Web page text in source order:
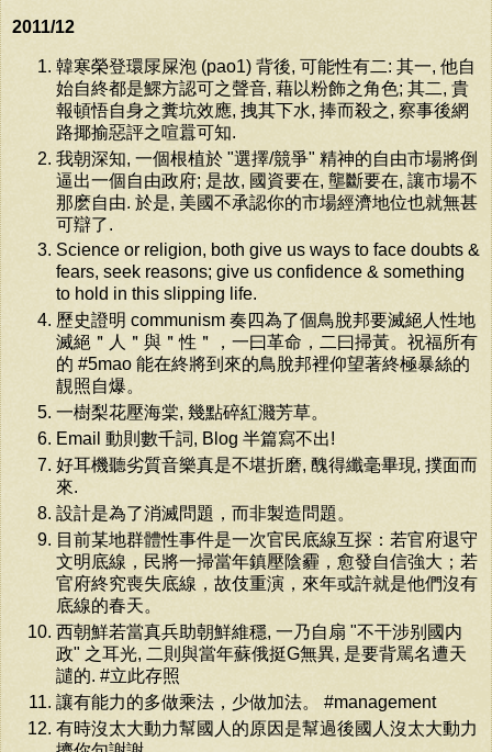
2011/12
韓寒榮登環㞗屎泡 (pao1) 背後, 可能性有二: 其一, 他自
始自終都是鰥方認可之聲音, 藉以粉飾之角色; 其二, 貴
報頓悟自身之糞坑效應, 拽其下水, 捧而殺之, 察事後網
路揶揄惡評之喧囂可知.
我朝深知, 一個根植於 "選擇/競爭" 精神的自由市場將倒
逼出一個自由政府; 是故, 國資要在, 壟斷要在, 讓市場不
那麽自由. 於是, 美國不承認你的市場經濟地位也就無甚
可辯了.
Science or religion, both give us ways to face doubts &
fears, seek reasons; give us confidence & something
to hold in this slipping life.
歷史證明 communism 奏四為了個鳥脫邦要滅絕人性地
滅絕＂人＂與＂性＂，一曰革命，二曰掃黃。祝福所有
的 #5mao 能在終將到來的鳥脫邦裡仰望著終極暴絲的
靚照自爆。
一樹梨花壓海棠, 幾點碎紅濺芳草。
Email 動則數千詞, Blog 半篇寫不出!
好耳機聽劣質音樂真是不堪折磨, 醜得纖毫畢現, 撲面而
來.
設計是為了消滅問題，而非製造問題。
目前某地群體性事件是一次官民底線互探：若官府退守
文明底線，民將一掃當年鎮壓陰霾，愈發自信強大；若
官府終究喪失底線，故伎重演，來年或許就是他們沒有
底線的春天。
西朝鮮若當真兵助朝鮮維穩, 一乃自扇 "不干涉别國内
政" 之耳光, 二則與當年蘇俄挺G無異, 是要背駡名遭天
譴的. #立此存照
讓有能力的多做乘法，少做加法。 #management
有時沒太大動力幫國人的原因是幫過後國人沒太大動力